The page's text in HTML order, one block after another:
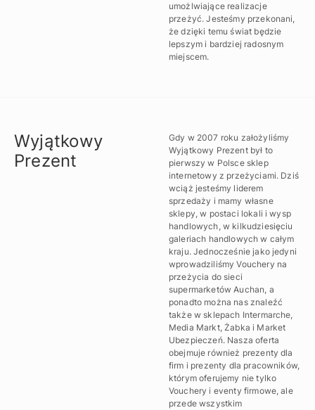
umożlwiające realizacje
przeżyć. Jesteśmy przekonani,
że dzięki temu świat będzie
lepszym i bardziej radosnym
miejscem.
Wyjątkowy
Prezent
Gdy w 2007 roku założyliśmy
Wyjątkowy Prezent był to
pierwszy w Polsce sklep
internetowy z przeżyciami. Dziś
wciąż jesteśmy liderem
sprzedaży i mamy własne
sklepy, w postaci lokali i wysp
handlowych, w kilkudziesięciu
galeriach handlowych w całym
kraju. Jednocześnie jako jedyni
wprowadziliśmy Vouchery na
przeżycia do sieci
supermarketów Auchan, a
ponadto można nas znaleźć
także w sklepach Intermarche,
Media Markt, Żabka i Market
Ubezpieczeń. Nasza oferta
obejmuje również prezenty dla
firm i prezenty dla pracowników,
którym oferujemy nie tylko
Vouchery i eventy firmowe, ale
przede wszystkim